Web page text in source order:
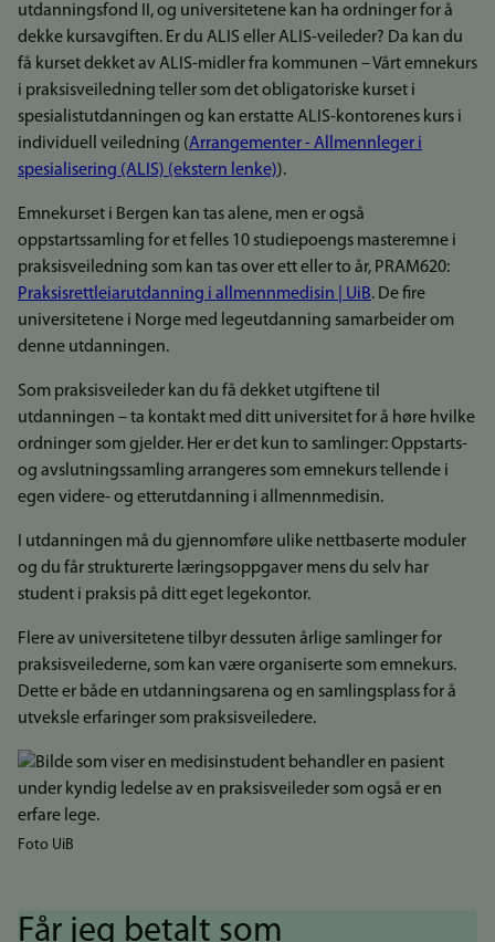
utdanningsfond II, og universitetene kan ha ordninger for å
dekke kursavgiften. Er du ALIS eller ALIS-veileder? Da kan du
få kurset dekket av ALIS-midler fra kommunen – Vårt emnekurs
i praksisveiledning teller som det obligatoriske kurset i
spesialistutdanningen og kan erstatte ALIS-kontorenes kurs i
individuell veiledning (Arrangementer - Allmennleger i
spesialisering (ALIS) (ekstern lenke)).
Emnekurset i Bergen kan tas alene, men er også
oppstartssamling for et felles 10 studiepoengs masteremne i
praksisveiledning som kan tas over ett eller to år, PRAM620:
Praksisrettleiarutdanning i allmennmedisin | UiB. De fire
universitetene i Norge med legeutdanning samarbeider om
denne utdanningen.
Som praksisveileder kan du få dekket utgiftene til
utdanningen – ta kontakt med ditt universitet for å høre hvilke
ordninger som gjelder. Her er det kun to samlinger: Oppstarts-
og avslutningssamling arrangeres som emnekurs tellende i
egen videre- og etterutdanning i allmennmedisin.
I utdanningen må du gjennomføre ulike nettbaserte moduler
og du får strukturerte læringsoppgaver mens du selv har
student i praksis på ditt eget legekontor.
Flere av universitetene tilbyr dessuten årlige samlinger for
praksisveilederne, som kan være organiserte som emnekurs.
Dette er både en utdanningsarena og en samlingsplass for å
utveksle erfaringer som praksisveiledere.
Foto UiB
Får jeg betalt som